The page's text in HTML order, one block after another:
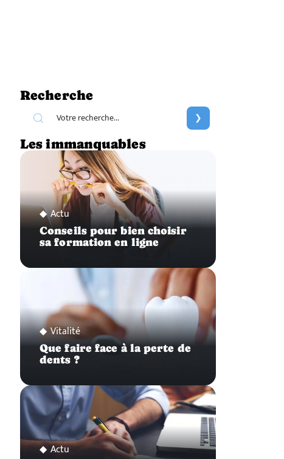
Recherche
Les immanquables
Actu
Conseils pour bien choisir
sa formation en ligne
Vitalité
Que faire face à la perte de
dents ?
Actu